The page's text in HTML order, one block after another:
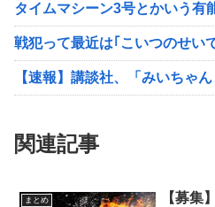
タイムマシーン3号とかいう有
戦犯って最近は｢こいつのせい
【速報】講談社、「みいちゃ
関連記事
まとめ
【募集